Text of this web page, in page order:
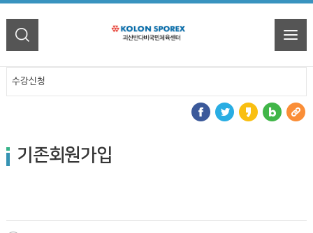
수강신청
기존회원가입